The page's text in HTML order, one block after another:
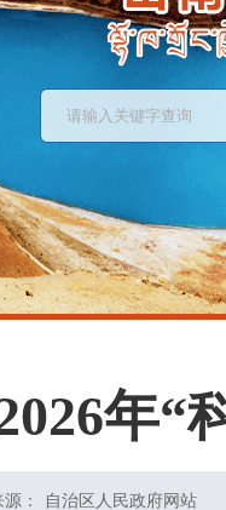
年“
： 自治区人民政府网站